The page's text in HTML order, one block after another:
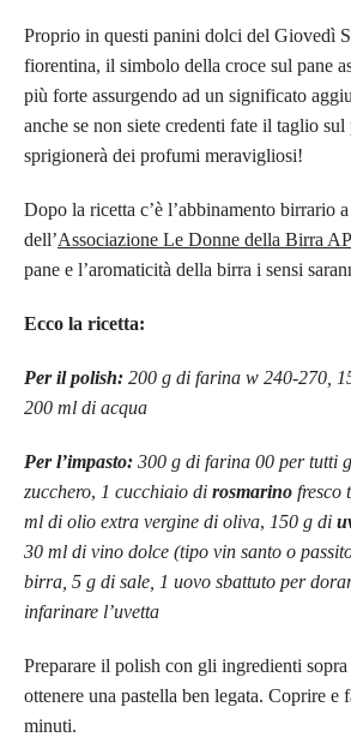
Proprio in questi panini dolci del Giovedì
fiorentina, il simbolo della croce sul pane
più forte assurgendo ad un significato
anche se non siete credenti fate il taglio
sprigionerà dei profumi meravigliosi!
Dopo la ricetta c’è l’abbinamento birrario
dell’Associazione Le Donne della Birra
pane e l’aromaticità della birra i sensi
Ecco la ricetta:
Per il polish: 200 g di farina w 240-270,
200 ml di acqua
Per l’impasto: 300 g di farina 00 per tutti
zucchero, 1 cucchiaio di rosmarino fresco
ml di olio extra vergine di oliva, 150 g di
30 ml di vino dolce (tipo vin santo o
birra, 5 g di sale, 1 uovo sbattuto per
infarinare l’uvetta
Preparare il polish con gli ingredienti
ottenere una pastella ben legata. Coprire e
minuti.